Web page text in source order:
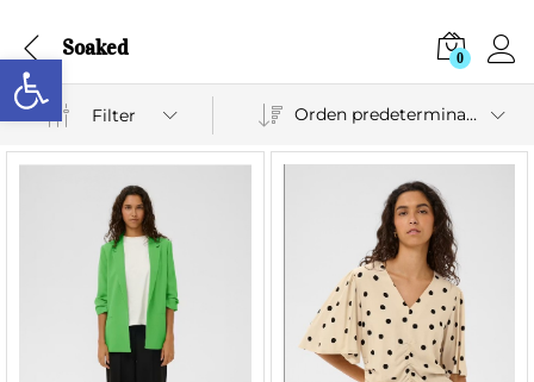
Abrir barra de herramientas Soaked 0
Filter Orden predeterminado